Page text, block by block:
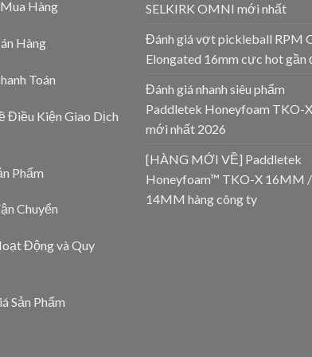
Hàng
Hàng
Toán
Điều Kiện Giao Dịch
Phẩm
Chuyển
Động và Quy
Sản Phẩm
SELKIRK OMNI mới nhất
Đánh giá vợt pickleball RPM
Elongated 16mm cực hot gần
Đánh giá nhanh siêu phẩm
Paddletek Honeyfoam TKO-X
mới nhất 2026
[HÀNG MỚI VỀ] Paddletek
Honeyfoam™ TKO-X 16MM /
14MM hàng công ty